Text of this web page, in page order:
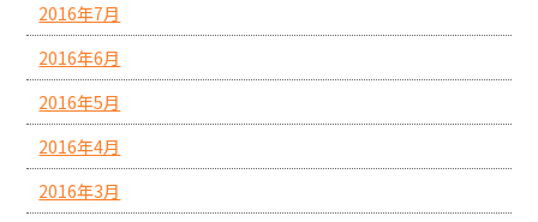
2016年7月
2016年6月
2016年5月
2016年4月
2016年3月